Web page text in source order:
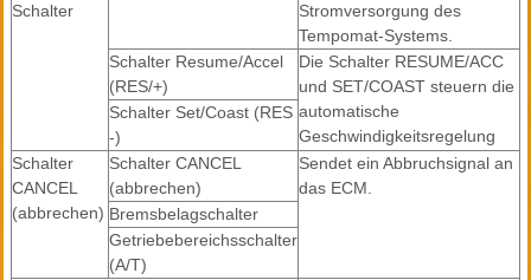
Schalter
Stromversorgung des
Tempomat-Systems.
Schalter Resume/Accel
(RES/+)
Die Schalter RESUME/ACC
und SET/COAST steuern die
automatische
Geschwindigkeitsregelung
Schalter Set/Coast (RES
-)
Schalter
CANCEL
(abbrechen)
Schalter CANCEL
(abbrechen)
Sendet ein Abbruchsignal an
das ECM.
Bremsbelagschalter
Getriebebereichsschalter
(A/T)